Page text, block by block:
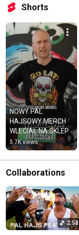
Shorts
NOWY PAL
HAJSOWY MERCH
WLECIAŁ NA SKLEP
5.7K views
Collaborations
2:58